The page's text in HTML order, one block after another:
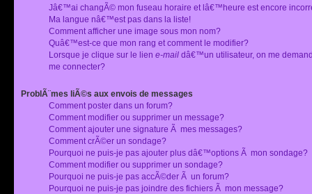
Jâ€™ai changÃ© mon fuseau horaire et lâ€™heure est encore
Ma langue nâ€™est pas dans la liste!
Comment afficher une image sous mon nom?
Quâ€™est-ce que mon rang et comment le modifier?
Lorsque je clique sur le lien e-mail dâ€™un utilisateur, on me
me connecter?
ProblÃ¨mes liÃ©s aux envois de messages
Comment poster dans un forum?
Comment modifier ou supprimer un message?
Comment ajouter une signature Ã mes messages?
Comment crÃ©er un sondage?
Pourquoi ne puis-je pas ajouter plus dâ€™options Ã mon sondage?
Comment modifier ou supprimer un sondage?
Pourquoi ne puis-je pas accÃ©der Ã un forum?
Pourquoi ne puis-je pas joindre des fichiers Ã mon message?